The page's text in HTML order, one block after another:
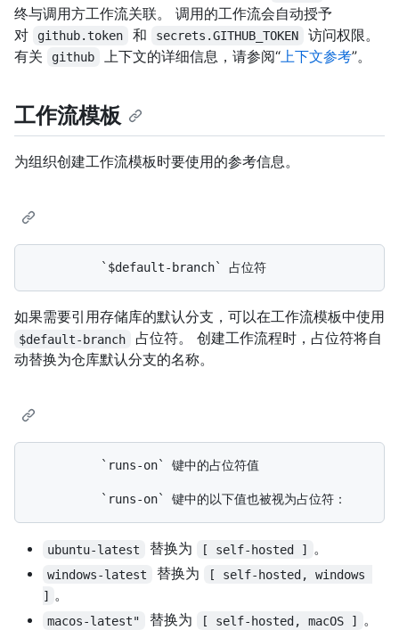
终与调用方工作流关联。 调用的工作流会自动授予
对
github.token 和 secrets.GITHUB_TOKEN
访问权限。
有关
github 上下文的详细信息，请参阅“上下文参考”。
工作流模板
为组织创建工作流模板时要使用的参考信息。
如果需要引用存储库的默认分支，可以在工作流模板中使用
$default-branch
占位符。 创建工作流程时，占位符将自
动替换为仓库默认分支的名称。
ubuntu-latest 替换为 [ self-hosted ] 。
windows-latest 替换为
[ self-hosted, windows
] 。
macos-latest" 替换为 [ self-hosted, macOS ] 。